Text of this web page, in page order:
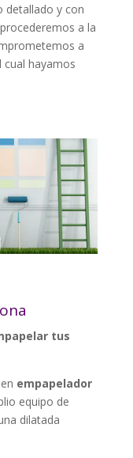
detallado y con
a la
a
cual hayamos
tus
empapelador
equipo de
dilatada